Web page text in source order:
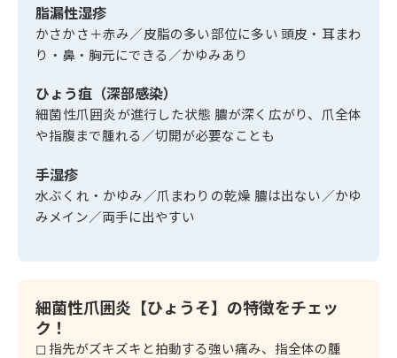
脂漏性湿疹
かさかさ＋赤み／皮脂の多い部位に多い 頭皮・耳まわ
り・鼻・胸元にできる／かゆみあり
ひょう疽（深部感染）
細菌性爪囲炎が進行した状態 膿が深く広がり、爪全体
や指腹まで腫れる／切開が必要なことも
手湿疹
水ぶくれ・かゆみ／爪まわりの乾燥 膿は出ない／かゆ
みメイン／両手に出やすい
細菌性爪囲炎【ひょうそ】の特徴をチェッ
ク！
◻︎ 指先がズキズキと拍動する強い痛み、指全体の腫